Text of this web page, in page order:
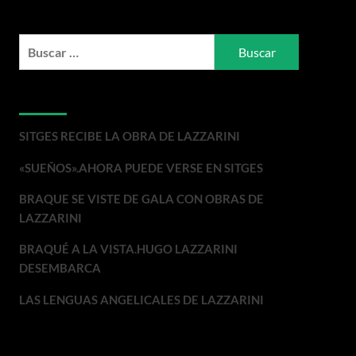
SITGES RECIBE LA OBRA DE LAZZARINI
«SUEÑOS».AHORA PUEDE VERSE EN SITGES
BRAQUE SE VISTE DE GALA CON OBRAS DE
LAZZARINI
BRAQUÉ A LA VISTA.HUGO LAZZARINI
DESEMBARCA
LAS LENGUAS ANGELICALES DE LAZZARINI